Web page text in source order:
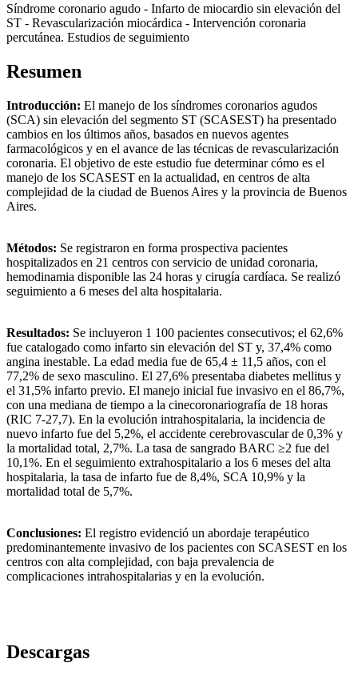
Síndrome coronario agudo - Infarto de miocardio sin elevación del
ST - Revascularización miocárdica - Intervención coronaria
percutánea. Estudios de seguimiento
Resumen
Introducción: El manejo de los síndromes coronarios agudos
(SCA) sin elevación del segmento ST (SCASEST) ha presentado
cambios en los últimos años, basados en nuevos agentes
farmacológicos y en el avance de las técnicas de revascularización
coronaria. El objetivo de este estudio fue determinar cómo es el
manejo de los SCASEST en la actualidad, en centros de alta
complejidad de la ciudad de Buenos Aires y la provincia de Buenos
Aires.
Métodos: Se registraron en forma prospectiva pacientes
hospitalizados en 21 centros con servicio de unidad coronaria,
hemodinamia disponible las 24 horas y cirugía cardíaca. Se realizó
seguimiento a 6 meses del alta hospitalaria.
Resultados: Se incluyeron 1 100 pacientes consecutivos; el 62,6%
fue catalogado como infarto sin elevación del ST y, 37,4% como
angina inestable. La edad media fue de 65,4 ± 11,5 años, con el
77,2% de sexo masculino. El 27,6% presentaba diabetes mellitus y
el 31,5% infarto previo. El manejo inicial fue invasivo en el 86,7%,
con una mediana de tiempo a la cinecoronariografía de 18 horas
(RIC 7-27,7). En la evolución intrahospitalaria, la incidencia de
nuevo infarto fue del 5,2%, el accidente cerebrovascular de 0,3% y
la mortalidad total, 2,7%. La tasa de sangrado BARC ≥2 fue del
10,1%. En el seguimiento extrahospitalario a los 6 meses del alta
hospitalaria, la tasa de infarto fue de 8,4%, SCA 10,9% y la
mortalidad total de 5,7%.
Conclusiones: El registro evidenció un abordaje terapéutico
predominantemente invasivo de los pacientes con SCASEST en los
centros con alta complejidad, con baja prevalencia de
complicaciones intrahospitalarias y en la evolución.
Descargas